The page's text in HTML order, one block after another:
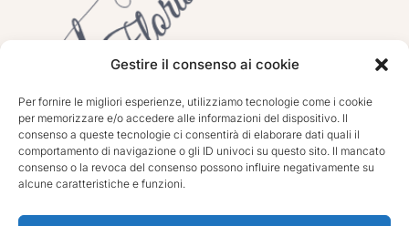
Gestire il consenso ai cookie
Per fornire le migliori esperienze, utilizziamo tecnologie come i cookie
per memorizzare e/o accedere alle informazioni del dispositivo. Il
consenso a queste tecnologie ci consentirà di elaborare dati quali il
comportamento di navigazione o gli ID univoci su questo sito. Il mancato
consenso o la revoca del consenso possono influire negativamente su
alcune caratteristiche e funzioni.